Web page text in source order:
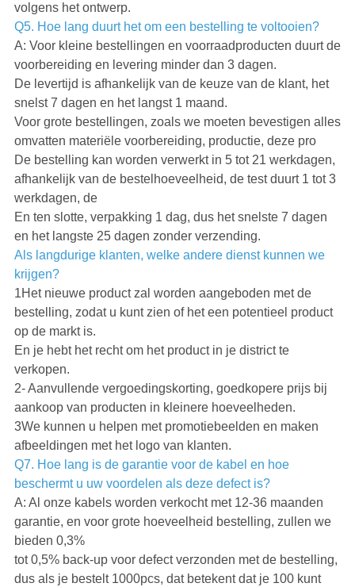
volgens het ontwerp.
Q5. Hoe lang duurt het om een bestelling te voltooien?
A: Voor kleine bestellingen en voorraadproducten duurt de
voorbereiding en levering minder dan 3 dagen.
De levertijd is afhankelijk van de keuze van de klant, het
snelst 7 dagen en het langst 1 maand.
Voor grote bestellingen, zoals we moeten bevestigen alles
omvatten materiële voorbereiding, productie, deze pro
De bestelling kan worden verwerkt in 5 tot 21 werkdagen,
afhankelijk van de bestelhoeveelheid, de test duurt 1 tot 3
werkdagen, de
En ten slotte, verpakking 1 dag, dus het snelste 7 dagen
en het langste 25 dagen zonder verzending.
Als langdurige klanten, welke andere dienst kunnen we
krijgen?
1Het nieuwe product zal worden aangeboden met de
bestelling, zodat u kunt zien of het een potentieel product
op de markt is.
En je hebt het recht om het product in je district te
verkopen.
2- Aanvullende vergoedingskorting, goedkopere prijs bij
aankoop van producten in kleinere hoeveelheden.
3We kunnen u helpen met promotiebeelden en maken
afbeeldingen met het logo van klanten.
Q7. Hoe lang is de garantie voor de kabel en hoe
beschermt u uw voordelen als deze defect is?
A: Al onze kabels worden verkocht met 12-36 maanden
garantie, en voor grote hoeveelheid bestelling, zullen we
bieden 0,3%
tot 0,5% back-up voor defect verzonden met de bestelling,
dus als je bestelt 1000pcs, dat betekent dat je 100 kunt